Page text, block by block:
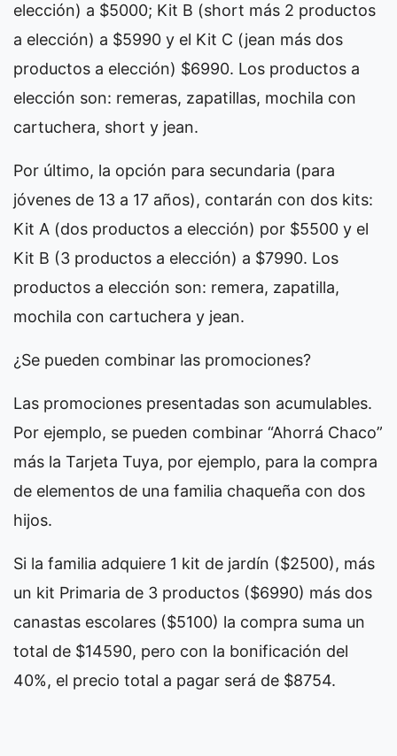
elección) a $5000; Kit B (short más 2 productos
a elección) a $5990 y el Kit C (jean más dos
productos a elección) $6990. Los productos a
elección son: remeras, zapatillas, mochila con
cartuchera, short y jean.
Por último, la opción para secundaria (para
jóvenes de 13 a 17 años), contarán con dos kits:
Kit A (dos productos a elección) por $5500 y el
Kit B (3 productos a elección) a $7990. Los
productos a elección son: remera, zapatilla,
mochila con cartuchera y jean.
¿Se pueden combinar las promociones?
Las promociones presentadas son acumulables.
Por ejemplo, se pueden combinar “Ahorrá Chaco”
más la Tarjeta Tuya, por ejemplo, para la compra
de elementos de una familia chaqueña con dos
hijos.
Si la familia adquiere 1 kit de jardín ($2500), más
un kit Primaria de 3 productos ($6990) más dos
canastas escolares ($5100) la compra suma un
total de $14590, pero con la bonificación del
40%, el precio total a pagar será de $8754.